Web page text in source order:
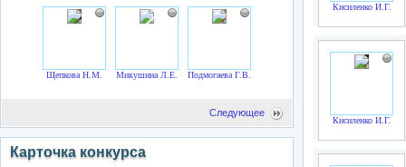
Щепкова Н.М. Микушина Л.Е. Подмогаева Г.В.
Следующее
Карточка конкурса
Кисиленко И.Г.
Кисиленко И.Г.